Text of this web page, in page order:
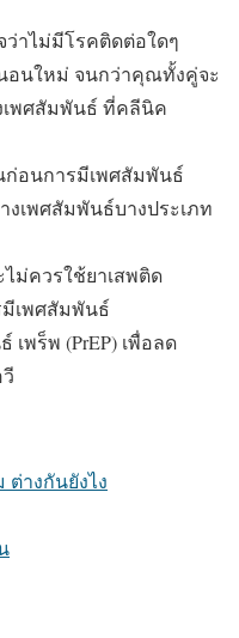
าไม่มีโรคติดต่อใดๆ
อนใหม่ จนกว่าคุณทั้งคู่จะ
เพศสัมพันธ์ ที่คลีนิค
อนการมีเพศสัมพันธ์
เพศสัมพันธ์บางประเภท
ม่ควรใช้ยาเสพติด
เพศสัมพันธ์
พร็พ (PrEP) เพื่อลด
างกันยังไง